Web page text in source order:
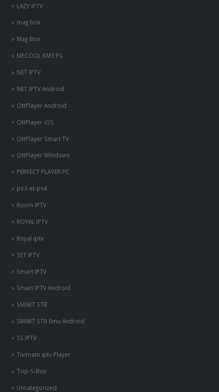
LAZY IPTV
mag box
Mag Box
MECOOL KM3 PS
NET IPTV
NET IPTV Android
OttPlayer Android
OttPlayer iOS
OttPlayer Smart TV
OttPlayer Windows
PERFECT PLAYER PC
ps3-et-ps4
Room IPTV
ROYAL IPTV
Royal iptv
SET IPTV
Smart IPTV
Smart IPTV Android
SMART STB
SMART STB Emu Android
SS IPTV
Tivimate iptv Player
Tvip-S-Box
Uncategorized